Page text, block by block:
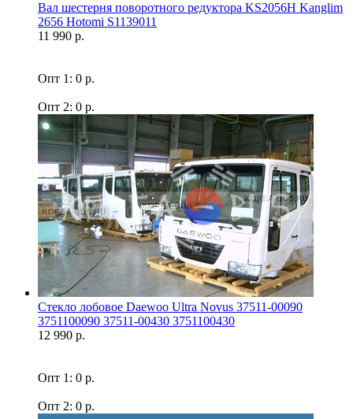
Вал шестерня поворотного редуктора KS2056H Kanglim
2656 Hotomi S1139011
11 990 р.
Опт 1: 0 р.
Опт 2: 0 р.
Стекло лобовое Daewoo Ultra Novus 37511-00090
3751100090 37511-00430 3751100430
12 990 р.
Опт 1: 0 р.
Опт 2: 0 р.